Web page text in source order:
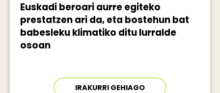
Euskadi beroari aurre egiteko
prestatzen ari da, eta bostehun bat
babesleku klimatiko ditu lurralde
osoan
IRAKURRI GEHIAGO